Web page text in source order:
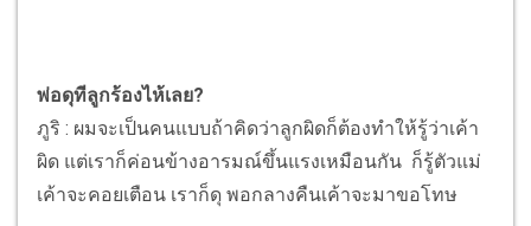
พ่อดุทีลูกร้องไห้เลย?
ภูริ : ผมจะเป็นคนแบบถ้าคิดว่าลูกผิดก็ต้องทำให้รู้ว่าเค้า
ผิด แต่เราก็ค่อนข้างอารมณ์ขึ้นแรงเหมือนกัน ก็รู้ตัวแม่
เค้าจะคอยเตือน เราก็ดุ พอกลางคืนเค้าจะมาขอโทษ